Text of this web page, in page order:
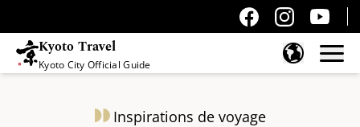
Kyoto Travel
Kyoto City Official Guide
Inspirations de voyage